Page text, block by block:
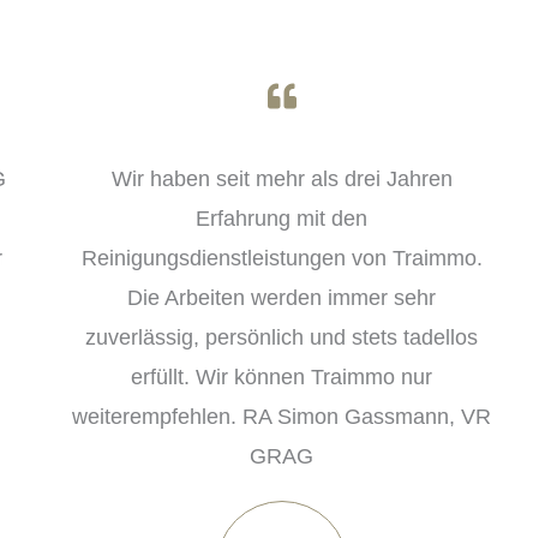
Dank dem wöchentlichen Rundgang der
TRAIMMO-Frauen bleibt unser
Familienhaushalt sauber und ordentlich. Wir
schätzen den unkomplizierten, freundlichen
Umgang und können diese Dienste absolut
weiterempfehlen.